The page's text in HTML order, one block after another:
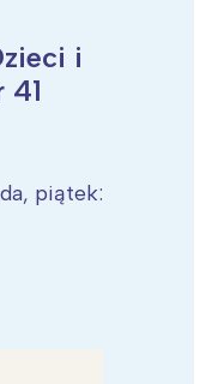
i
41
piątek: